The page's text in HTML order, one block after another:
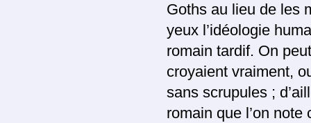
Goths au lieu de les
yeux l’idéologie
romain tardif. On
croyaient vraiment,
sans scrupules ;
romain que l’on